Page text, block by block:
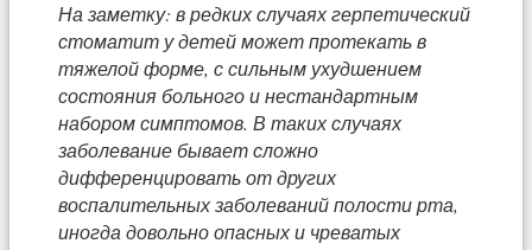
На заметку: в редких случаях герпетический
стоматит у детей может протекать в
тяжелой форме, с сильным ухудшением
состояния больного и нестандартным
набором симптомов. В таких случаях
заболевание бывает сложно
дифференцировать от других
воспалительных заболеваний полости рта,
иногда довольно опасных и чреватых